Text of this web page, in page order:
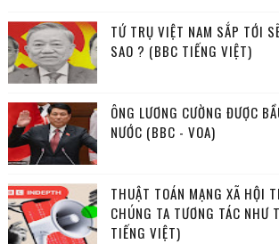
TỨ TRỤ VIỆT NAM SẮP TỚI
SAO ? (BBC TIẾNG VIỆT)
ÔNG LƯƠNG CƯỜNG ĐƯỢC
NƯỚC (BBC - VOA)
THUẬT TOÁN MẠNG XÃ HỘI
CHÚNG TA TƯƠNG TÁC NHƯ
TIẾNG VIỆT)